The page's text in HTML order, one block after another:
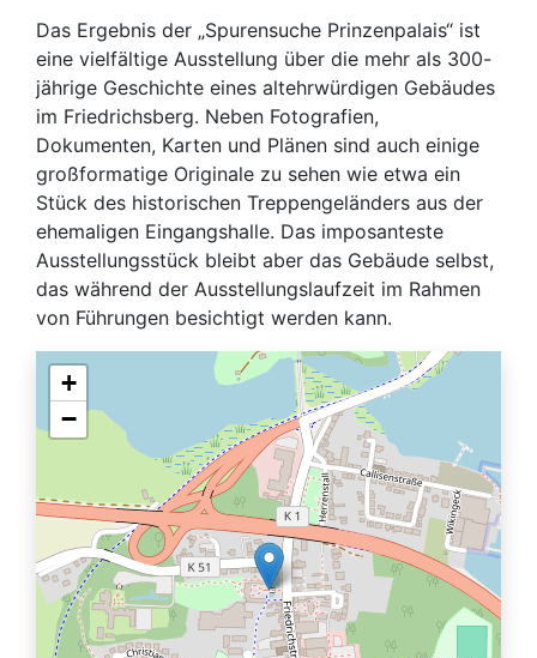
Das Ergebnis der „Spurensuche Prinzenpalais“ ist
eine vielfältige Ausstellung über die mehr als 300-
jährige Geschichte eines altehrwürdigen Gebäudes
im Friedrichsberg. Neben Fotografien,
Dokumenten, Karten und Plänen sind auch einige
großformatige Originale zu sehen wie etwa ein
Stück des historischen Treppengeländers aus der
ehemaligen Eingangshalle. Das imposanteste
Ausstellungsstück bleibt aber das Gebäude selbst,
das während der Ausstellungslaufzeit im Rahmen
von Führungen besichtigt werden kann.
+
−